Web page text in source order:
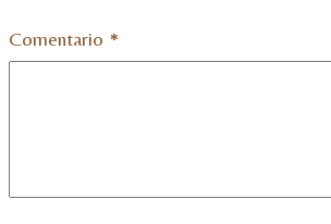
Comentario *